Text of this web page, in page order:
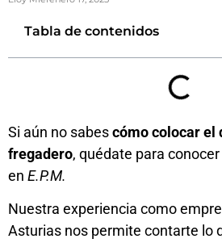
Tabla de contenidos
Si aún no sabescómo colocar el
fregadero, quédate para
en E.P.M.
Nuestra experiencia como
Asturias nos permite contarte lo